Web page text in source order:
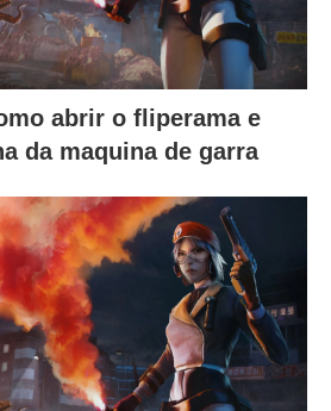
abrir o fliperama e
da maquina de garra